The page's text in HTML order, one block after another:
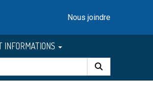
Nous joindre
INFORMATIONS